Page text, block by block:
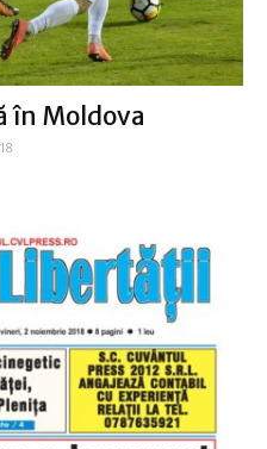
în Moldova